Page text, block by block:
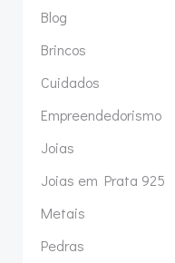
Blog
Brincos
Cuidados
Empreendedorismo
Joias
Joias em Prata 925
Metais
Pedras